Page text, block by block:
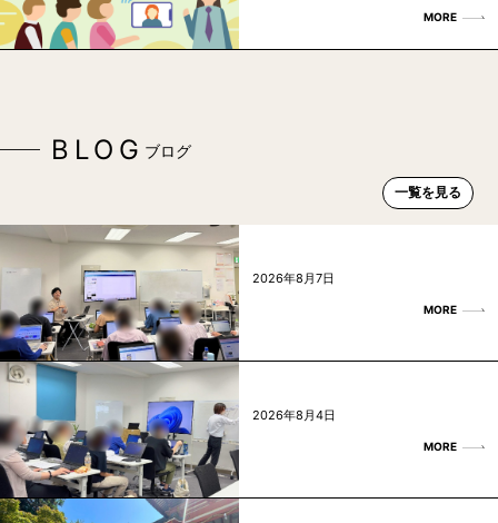
MORE
BLOG ブログ
一覧を見る
2026年8月7日
MORE
2026年8月4日
MORE